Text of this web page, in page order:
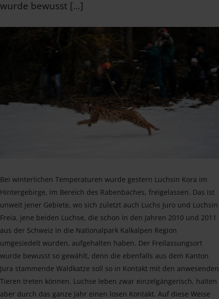
wurde bewusst […]
Bei winterlichen Temperaturen wurde gestern Luchsin Kora im
Hintergebirge, im Bereich des Rabenbaches, freigelassen. Das ist
unweit jener Gebiete, wo sich zuletzt auch Luchs Juro und Luchsin
Freia, jene beiden Luchse, die schon in den Jahren 2010 und 2011
aus der Schweiz in die Nationalpark Kalkalpen Region
umgesiedelt wurden, aufgehalten haben. Der Freilassungsort
wurde bewusst so gewählt, denn die ebenfalls aus dem Kanton
Jura stammende Waldkatze soll so in Kontakt mit den anwesenden
Tieren treten können. Luchse leben zwar einzelgängerisch, halten
aber durch das ganze Jahr einen losen Kontakt. Auf diese Weise